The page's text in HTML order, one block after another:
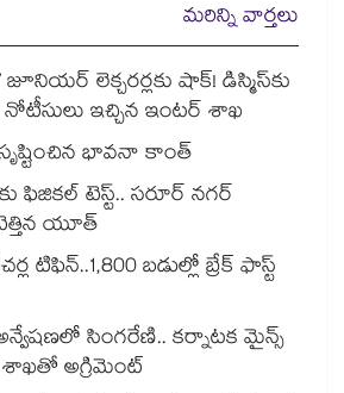
మరిన్ని వార్తలు
జూనియర్ లెక్చరర్లకు షాక్! డిస్మిస్⁭కు
ఇచ్చిన ఇంటర్ శాఖ
భావనా కాంత్‌‌
ఫిజికల్ టెస్ట్.. సరూర్ నగర్
యూత్
టిఫిన్..1,800 బడుల్లో బ్రేక్ ఫాస్ట్
సింగరేణి.. కర్నాటక మైన్స్
అగ్రిమెంట్